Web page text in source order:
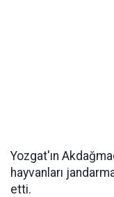
Yozgat'ın
hayvanları
etti.